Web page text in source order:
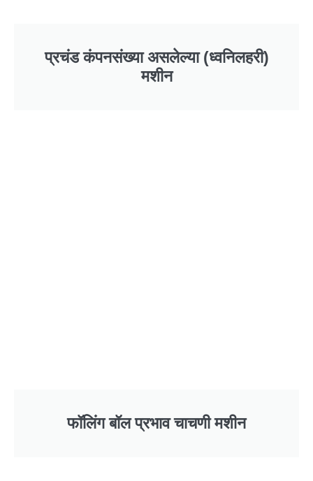
प्रचंड कंपनसंख्या असलेल्या (ध्वनिलहरी)
मशीन
फॉलिंग बॉल प्रभाव चाचणी मशीन